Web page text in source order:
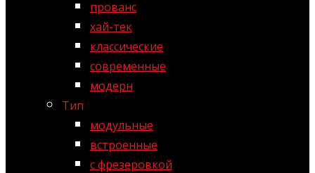
прованс
хай-тек
классические
современные
модерн
Тип
модульные
встроенные
с фрезеровкой